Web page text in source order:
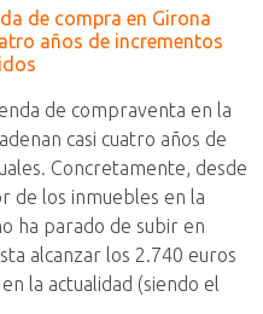
de compra en Girona
años de incrementos
de compraventa en la
casi cuatro años de
Concretamente, desde
de los inmuebles en la
ha parado de subir en
alcanzar los 2.740 euros
la actualidad (siendo el